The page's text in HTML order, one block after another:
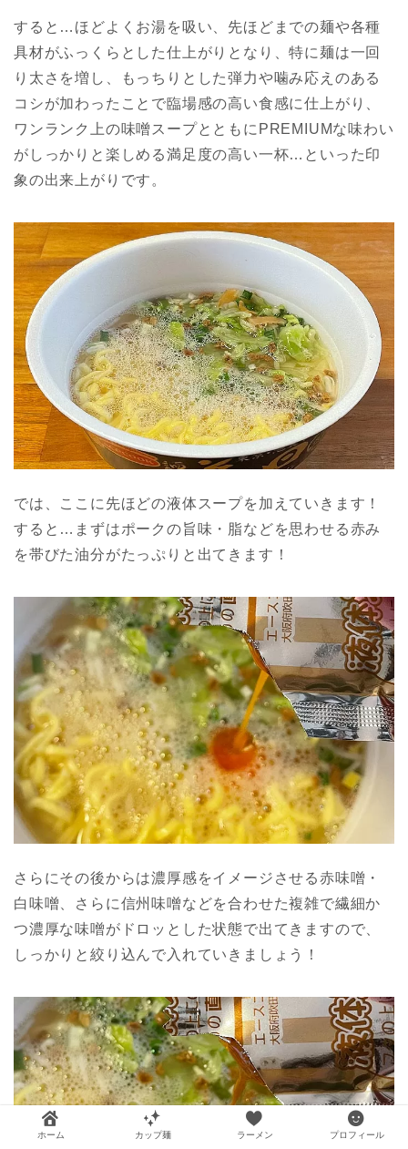
すると…ほどよくお湯を吸い、先ほどまでの麺や各種
具材がふっくらとした仕上がりとなり、特に麺は一回
り太さを増し、もっちりとした弾力や噛み応えのある
コシが加わったことで臨場感の高い食感に仕上がり、
ワンランク上の味噌スープとともにPREMIUMな味わい
がしっかりと楽しめる満足度の高い一杯…といった印
象の出来上がりです。
では、ここに先ほどの液体スープを加えていきます！
すると…まずはポークの旨味・脂などを思わせる赤み
を帯びた油分がたっぷりと出てきます！
さらにその後からは濃厚感をイメージさせる赤味噌・
白味噌、さらに信州味噌などを合わせた複雑で繊細か
つ濃厚な味噌がドロッとした状態で出てきますので、
しっかりと絞り込んで入れていきましょう！
ホーム カップ麺 ラーメン プロフィール